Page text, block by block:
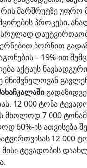
მარშრუტზე უფრო
პროცესი.
სრულად
ბორნით
– 19%-ით
აქტაუს
მნიშვნელოვან
12 000 ტონა
მხოლოდ 7 000
60%-ის ათვისება
12 000
მისი ტევადობის